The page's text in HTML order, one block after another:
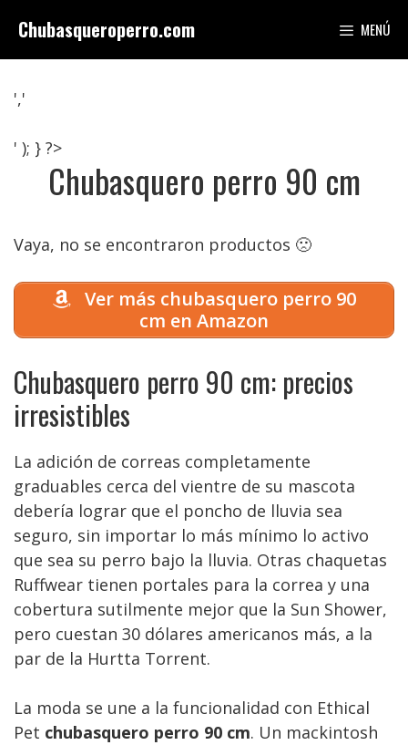
contenido
Chubasqueroperro.com MENÚ
','
' ); } ?>
Chubasquero perro 90 cm
Vaya, no se encontraron productos 🙁
Ver más chubasquero perro 90
cm en Amazon
Chubasquero perro 90 cm: precios
irresistibles
La adición de correas completamente
graduables cerca del vientre de su mascota
debería lograr que el poncho de lluvia sea
seguro, sin importar lo más mínimo lo activo
que sea su perro bajo la lluvia. Otras chaquetas
Ruffwear tienen portales para la correa y una
cobertura sutilmente mejor que la Sun Shower,
pero cuestan 30 dólares americanos más, a la
par de la Hurtta Torrent.
La moda se une a la funcionalidad con Ethical
Pet chubasquero perro 90 cm. Un mackintosh